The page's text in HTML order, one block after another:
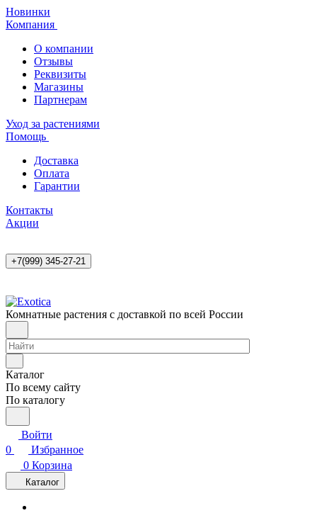
Новинки
Компания
О компании
Отзывы
Реквизиты
Магазины
Партнерам
Уход за растениями
Помощь
Доставка
Оплата
Гарантии
Контакты
Акции
+7(999) 345-27-21
Комнатные растения с доставкой по всей России
Каталог
По всему сайту
По каталогу
Войти
0
Избранное
0 Корзина
Каталог